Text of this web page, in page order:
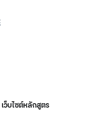
เว็บไซต์หลักสูตร